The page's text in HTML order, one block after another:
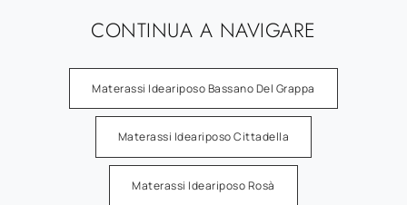
CONTINUA A NAVIGARE
Materassi Ideariposo Bassano Del Grappa
Materassi Ideariposo Cittadella
Materassi Ideariposo Rosà